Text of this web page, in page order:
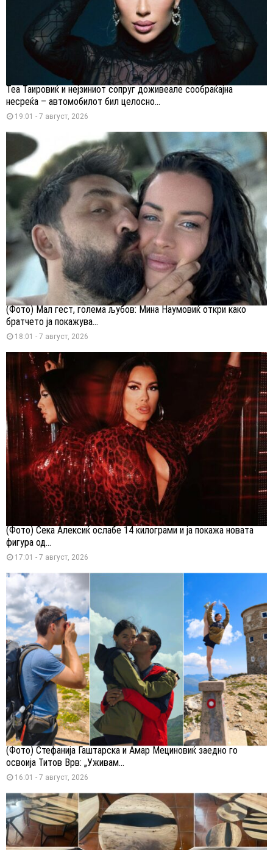
Теа Таировиќ и нејзиниот сопруг доживеале сообраќајна
несреќа – автомобилот бил целосно...
19:01 - 7 август, 2026
(Фото) Мал гест, голема љубов: Мина Наумовиќ откри како
братчето ја покажува...
18:01 - 7 август, 2026
(Фото) Сека Алексиќ ослабе 14 килограми и ја покажа новата
фигура од...
17:01 - 7 август, 2026
(Фото) Стефанија Гаштарска и Амар Мециновиќ заедно го
освоија Титов Врв: „Уживам...
16:01 - 7 август, 2026